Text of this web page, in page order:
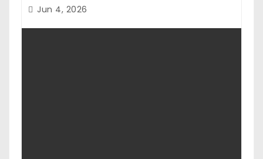
Jun 4, 2026